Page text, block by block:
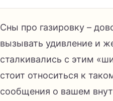
Сны про газировку –
вызывать удивление и
сталкивались с этим
стоит относиться к
сообщения о вашем